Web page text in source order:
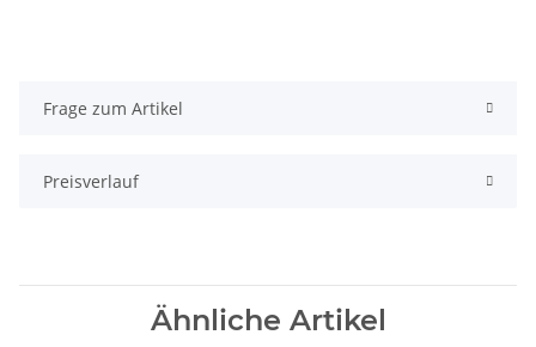
Frage zum Artikel
Preisverlauf
Ähnliche Artikel